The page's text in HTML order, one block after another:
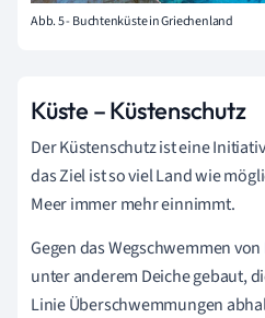
Abb. 5 - Buchtenküste in Griechenland
Küste – Küstenschutz
Der Küstenschutz ist eine
das Ziel ist so viel Land wie
Meer immer mehr einnimmt.
Gegen das Wegschwemmen von
unter anderem Deiche gebaut,
Linie Überschwemmungen